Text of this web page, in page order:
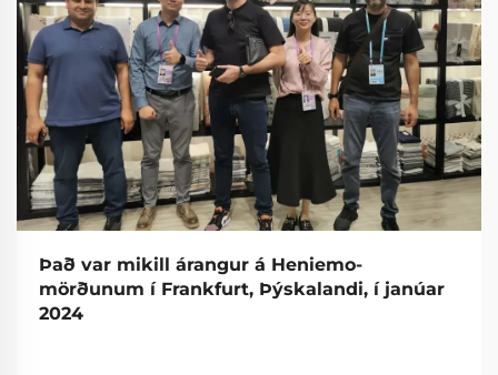
Það var mikill árangur á Heniemo-
mörðunum í Frankfurt, Þýskalandi, í janúar
2024